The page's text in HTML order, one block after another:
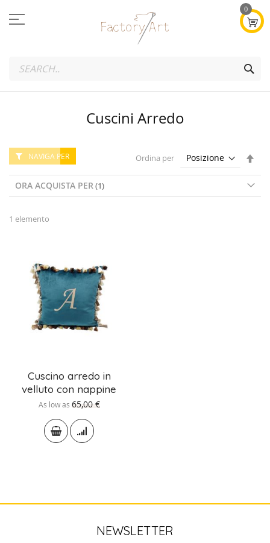
al
contenuto
0
Cuscini Arredo
NAVIGA PER
ORA ACQUISTA PER
1 elemento
Ordina per
Cuscino arredo in
velluto con nappine
As low as 65,00 €
NEWSLETTER